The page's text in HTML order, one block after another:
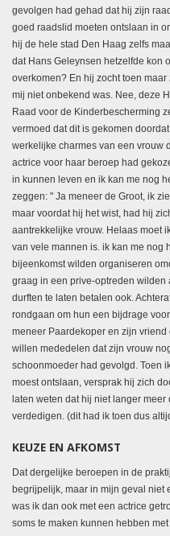
gevolgen had gehad dat hij zijn
goed raadslid moeten ontslaan in
hij de hele stad Den Haag zelfs
dat Hans Geleynsen hetzelfde kon
overkomen? En hij zocht toen
mij niet onbekend was. Nee, deze
Raad voor de Kinderbescherming
vermoed dat dit is gekomen
werkelijke charmes van een vrouw
actrice voor haar beroep had
in kunnen leven en ik kan me nog
zeggen: " Ja meneer de Groot, ik
maar voordat hij het wist, had hij
aantrekkelijke vrouw. Helaas moet
van vele mannen is. ik kan me nog
bijeenkomst wilden organiseren
graag in een prive-optreden
durften te laten betalen ook.
rondgaan om hun een bijdrage
meneer Paardekoper en zijn
willen mededelen dat zijn vrouw
schoonmoeder had gevolgd. Toen
moest ontslaan, versprak hij zich
laten weten dat hij niet langer
verdedigen. (dit had ik toen dus
KEUZE EN AFKOMST
Dat dergelijke beroepen in de
begrijpelijk, maar in mijn geval niet
was ik dan ook met een actrice
soms te maken kunnen hebben